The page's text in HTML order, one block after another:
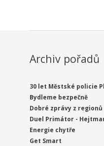
Archiv pořadů
30 let Městské policie
Bydleme bezpečně
Dobré zprávy z regionů
Duel Primátor -
Energie chytře
Get Smart